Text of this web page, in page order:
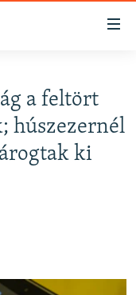
a feltört
húszezernél
ki